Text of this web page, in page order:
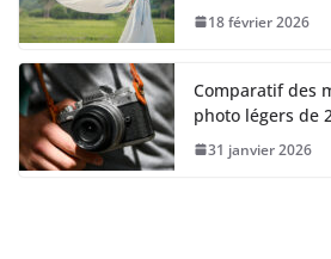
18 février 2026
Comparatif des
photo légers de
31 janvier 2026